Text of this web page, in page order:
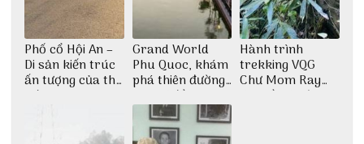
Phố cổ Hội An –
Di sản kiến trúc
ấn tượng của thế
giới
Grand World
Phu Quoc, khám
phá thiên đường
giải trí đầy sôi
động
Hành trình
trekking VQG
Chư Mom Ray
tìm về núi rừng